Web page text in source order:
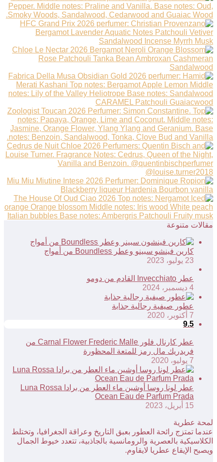
مقالات متنوعة
كارين فينشو سبينو وعطر Boundless من أمواج
23 يوليو، 2023
عطر Invecchiato القادم من دومو
4 ديسمبر، 2024
عطور صيفية رجالية جذابة
7 أكتوبر، 2020
9.5
عطر كارنال فلور Carnal Flower Frederic Malle من
فريدريك مال رمز للمتعة المحظورة
7 يوليو، 2020
عطر لونا روسا أوشين ماء العطر من برادا Luna Rossa
Ocean Eau de Parfum Prada
15 أبريل، 2023
لمحة عطرية
عندما تمتزج رائحة العطور بعبق التاريخ وعراقة الجغرافيا، وتختلط
الكلاسيكية بالعصرية والرومانسية بالجاذبية، تتعدد خيوط الجمال
ويصبح الإيقاع عطريا لايقاوم.